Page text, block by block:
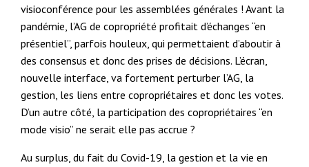
visioconférence pour les assemblées générales ! Avant la
pandémie, l’AG de copropriété profitait d’échanges “en
présentiel”, parfois houleux, qui permettaient d’aboutir à
des consensus et donc des prises de décisions. L’écran,
nouvelle interface, va fortement perturber l’AG, la
gestion, les liens entre copropriétaires et donc les votes.
D’un autre côté, la participation des copropriétaires “en
mode visio” ne serait elle pas accrue ?
Au surplus, du fait du Covid-19, la gestion et la vie en